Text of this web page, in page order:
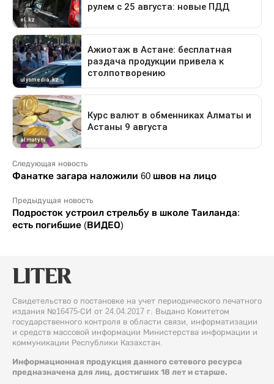
Следующая новость
Фанатке загара наложили 60 швов на лицо
Предыдущая новость
Подросток устроил стрельбу в школе Таиланда:
есть погибшие (ВИДЕО)
Свидетельство о постановке на учет периодического печатного
издания №16475-СИ от 24.04.2017 г. Выдано Комитетом
государственного контроля в области связи, информатизации
и средств массовой информации Министерства информации и
коммуникации Республики Казахстан.
Информационная продукция данного сетевого ресурса
предназначена для лиц, достигших 18 лет и старше.